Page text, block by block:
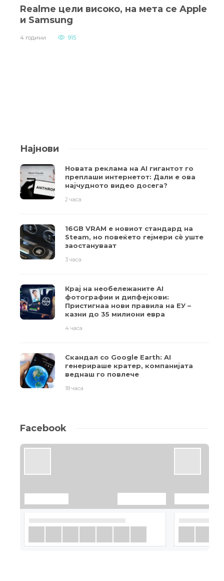
Realme цели високо, на мета се Apple
и Samsung
4 години 915
Најнови
Новата реклама на AI гигантот го
преплаши интернетот: Дали е ова
најчудното видео досега?
2 часа
16GB VRAM е новиот стандард на
Steam, но повеќето гејмери ​​сè уште
заостануваат
3 часа
Крај на необележаните AI
фотографии и дипфејкови:
Пристигнаа нови правила на ЕУ –
казни до 35 милиони евра
4 часа
Скандал со Google Earth: AI
генерираше кратер, компанијата
веднаш го повлече
18 часа
Facebook